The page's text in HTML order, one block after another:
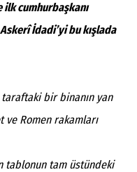
ilk cumhurbaşkanı
İdadi’yi bu kışlada
bir binanın yan
ve Romen rakamları
tam üstündeki